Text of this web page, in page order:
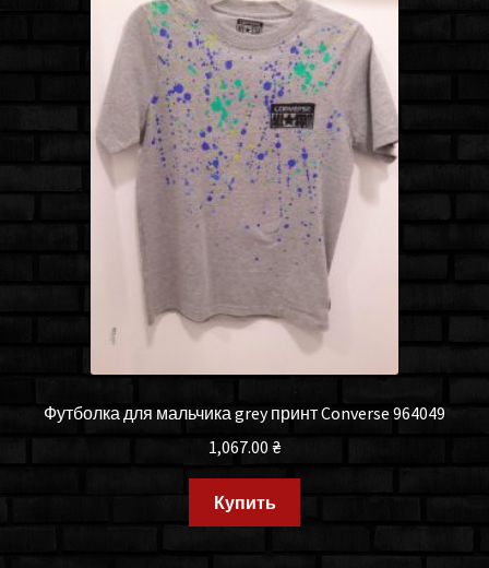
Футболка для мальчика grey принт Converse 964049
1,067.00 ₴
Купить